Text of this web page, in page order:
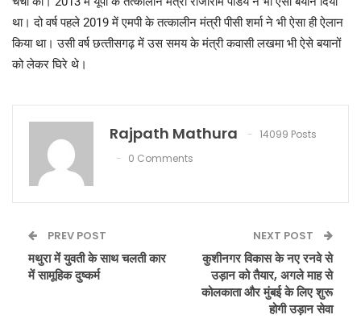
था। दो वर्ष पहले 2019 में एमपी के तत्‍कालीन मंत्री पीसी शर्मा ने भी ऐसा ही ऐलान
किया था। उसी वर्ष छत्‍तीसगढ़ में उस समय के मंत्री कवासी लखमा भी ऐसे बयानों
को लेकर घिरे थे।
Rajpath Mathura
14099 Posts
0 Comments
PREV POST
मथुरा में युवती के साथ चलती कार
में सामूहिक दुष्कर्म
NEXT POST
कुशीनगर विकास के नए रनवे से
उड़ान को तैयार, अगले माह से
कोलकाता और मुंबई के लिए शुरू
होगी उड़ान सेवा